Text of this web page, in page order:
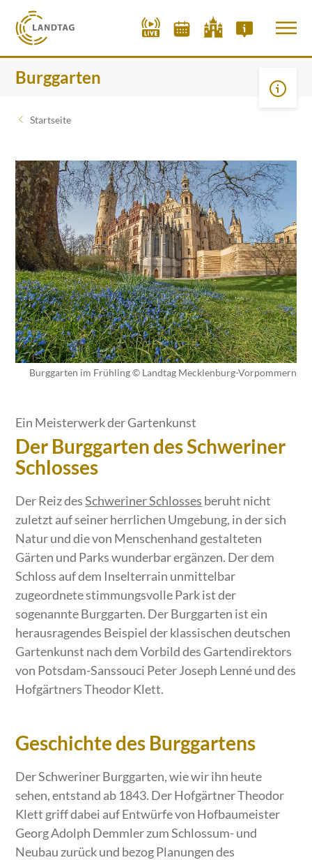
Burggarten
Startseite
Burggarten im Frühling © Landtag Mecklenburg-Vorpommern
Ein Meisterwerk der Gartenkunst
Der Burggarten des Schweriner
Schlosses
Der Reiz desSchweriner Schlosses beruht nicht
zuletzt auf seiner herrlichen Umgebung, in der sich
Natur und die von Menschenhand gestalteten
Gärten und Parks wunderbar ergänzen. Der dem
Schloss auf dem Inselterrain unmittelbar
zugeordnete stimmungsvolle Park ist der
sogenannte Burggarten. Der Burggarten ist ein
herausragendes Beispiel der klassischen deutschen
Gartenkunst nach dem Vorbild des Gartendirektors
von Potsdam-Sanssouci Peter Joseph Lenné und des
Hofgärtners Theodor Klett.
Geschichte des Burggartens
Der Schweriner Burggarten, wie wir ihn heute
sehen, entstand ab 1843. Der Hofgärtner Theodor
Klett griff dabei auf Entwürfe von Hofbaumeister
Georg Adolph Demmler zum Schlossum- und
Neubau zurück und bezog Planungen des